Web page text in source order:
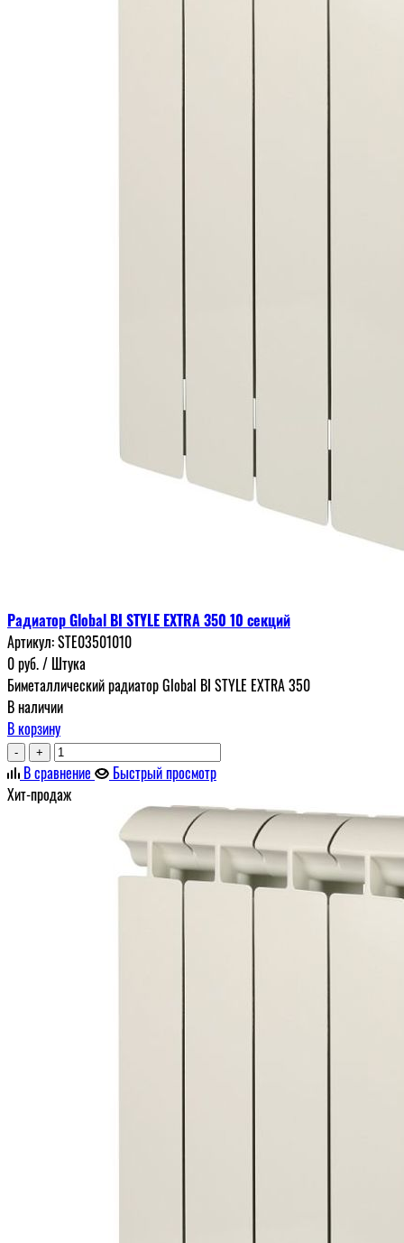
Радиатор Global BI STYLE EXTRA 350 10 секций
Артикул:STE03501010
0руб./ Штука
Биметаллический радиатор Global BI STYLE EXTRA 350
В наличии
В корзину
- +
В сравнение
Быстрый просмотр
Хит-продаж